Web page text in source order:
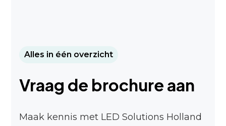
Alles in één overzicht
Vraag de brochure aan
Maak kennis met LED Solutions Holland